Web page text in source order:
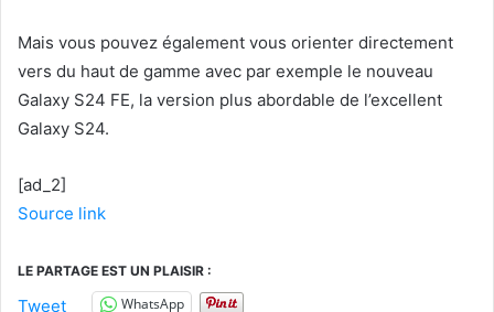
Mais vous pouvez également vous orienter directement
vers du haut de gamme avec par exemple le nouveau
Galaxy S24 FE, la version plus abordable de l’excellent
Galaxy S24.
[ad_2]
Source link
LE PARTAGE EST UN PLAISIR :
Tweet WhatsApp